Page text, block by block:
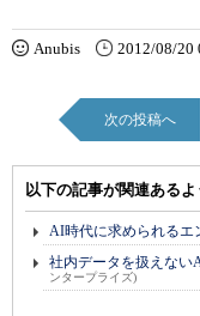
Anubis 2012/08/20
次の投稿へ
以下の記事が関連ある
AI時代に求められるエ
社内データを扱えな
ンタープライズ)